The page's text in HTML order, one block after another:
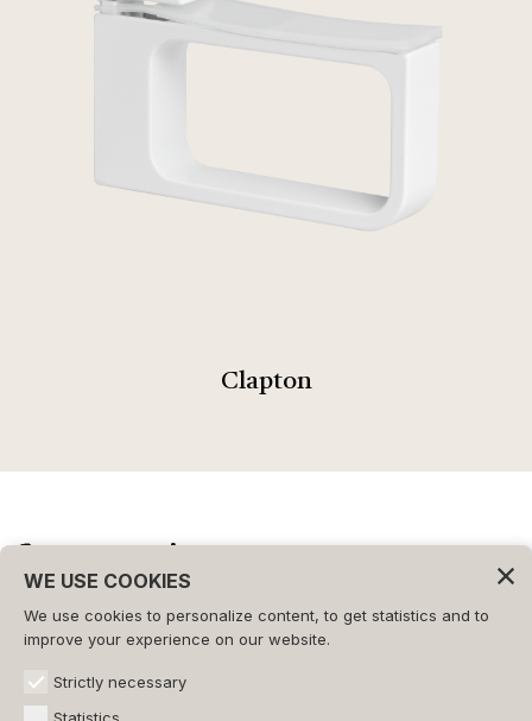
Clapton
©2026 - FORMAT s.r.l.
CONTACTS
WE USE COOKIES
We use cookies to personalize content, to get statistics and to
improve your experience on our website.
Strictly necessary